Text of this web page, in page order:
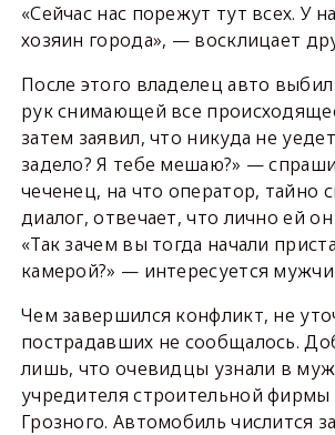
«Сейчас нас порежут тут всех. У
хозяин города», — восклицает
После этого владелец авто
рук снимающей все
затем заявил, что никуда не
задело? Я тебе мешаю?» —
чеченец, на что оператор, тайно
диалог, отвечает, что лично ей
«Так зачем вы тогда начали
камерой?» — интересуется
Чем завершился конфликт, не
пострадавших не сообщалось.
лишь, что очевидцы узнали в
учредителя строительной фирмы
Грозного. Автомобиль числится